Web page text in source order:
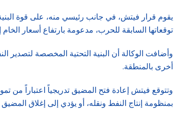
توقعاتها السابقة للحرب، مدعومة بارتفاع أسعار الخام إلى متوسط 87 دولاراً للبرميل، وبوجود خط الأنابيب الممتد إلى ميناء الفجيرة على خليج عُمان، بوصفه
وأضافت الوكالة أن البنية التحتية المخصصة
أخرى بالمنطقة.
بمنظومة إنتاج النفط ونقله، أو يؤدي إلى إغلاق